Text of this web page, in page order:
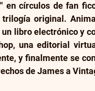
en círculos de fan
trilogía original.
libro electrónico y
una editorial
y finalmente se
de James a